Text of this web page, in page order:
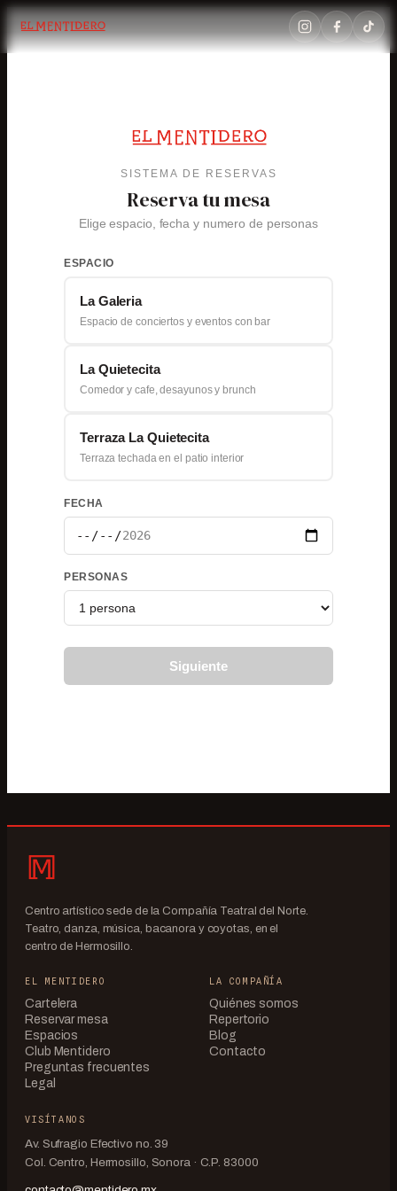
Saltar
al
contenido
SISTEMA DE RESERVAS
Reserva tu mesa
Elige espacio, fecha y numero de personas
ESPACIO
La Galeria
Espacio de conciertos y eventos con bar
La Quietecita
Comedor y cafe, desayunos y brunch
Terraza La Quietecita
Terraza techada en el patio interior
FECHA
PERSONAS
Siguiente
Centro artístico sede de la Compañía Teatral del Norte.
Teatro, danza, música, bacanora y coyotas, en el
centro de Hermosillo.
EL MENTIDERO
Cartelera
Reservar mesa
Espacios
Club Mentidero
Preguntas frecuentes
Legal
LA COMPAÑÍA
Quiénes somos
Repertorio
Blog
Contacto
VISÍTANOS
Av. Sufragio Efectivo no. 39
Col. Centro, Hermosillo, Sonora · C.P. 83000